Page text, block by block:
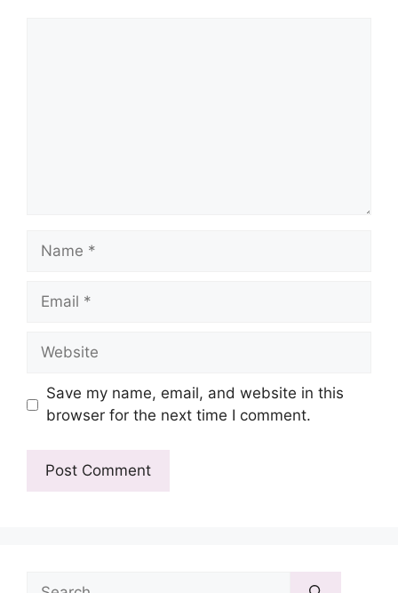
Name
Email
Website
Save my name, email, and website in this
browser for the next time I comment.